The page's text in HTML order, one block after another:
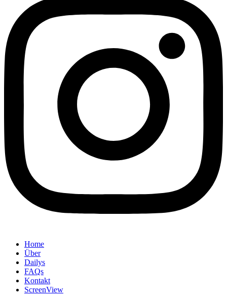
Home
Über
Dailys
FAQs
Kontakt
ScreenView